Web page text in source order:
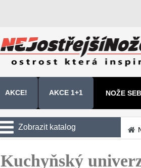
AKCE! AKCE 1+1 NOŽE
Zobrazit katalog
Kuchyňský